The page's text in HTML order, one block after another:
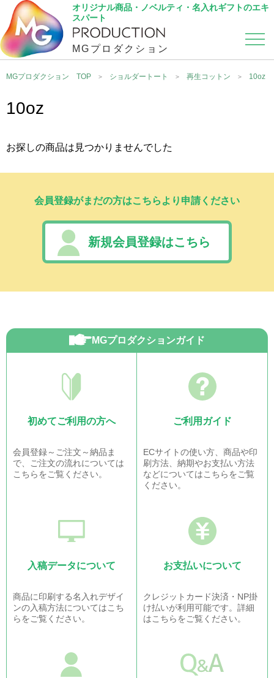
オリジナル商品・ノベルティ・名入れギフトのエキ
スパート
MGプロダクション
カテゴリから選ぶ こだわり検索
MGプロダクション TOP ショルダートート 再生コットン 10oz
10oz
お探しの商品は見つかりませんでした
会員登録がまだの方はこちらより申請ください
新規会員登録はこちら
MGプロダクションガイド
初めてご利用の方へ
会員登録～ご注文～納品ま
で、ご注文の流れについては
こちらをご覧ください。
ご利用ガイド
ECサイトの使い方、商品や印
刷方法、納期やお支払い方法
などについてはこちらをご覧
ください。
入稿データについて
商品に印刷する名入れデザイ
ンの入稿方法についてはこち
らをご覧ください。
お支払いについて
クレジットカード決済・NP掛
け払いが利用可能です。詳細
はこちらをご覧ください。